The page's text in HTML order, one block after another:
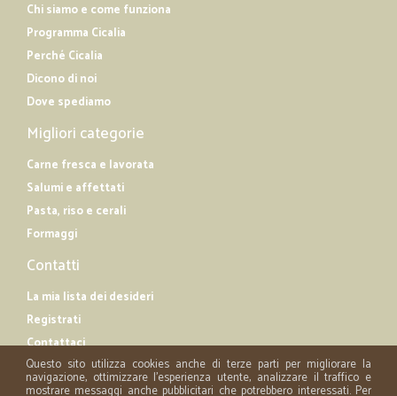
Chi siamo e come funziona
Programma Cicalia
Perché Cicalia
Dicono di noi
Dove spediamo
Migliori categorie
Carne fresca e lavorata
Salumi e affettati
Pasta, riso e cerali
Formaggi
Contatti
La mia lista dei desideri
Registrati
Contattaci
Questo sito utilizza cookies anche di terze parti per migliorare la
navigazione, ottimizzare l'esperienza utente, analizzare il traffico e
mostrare messaggi anche pubblicitari che potrebbero interessati. Per